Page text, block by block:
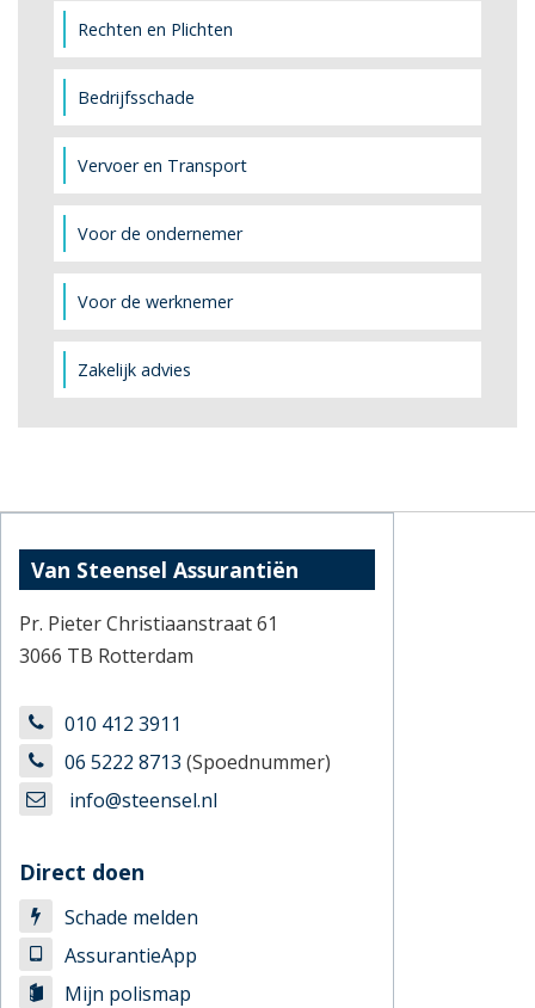
Rechten en Plichten
Bedrijfsschade
Vervoer en Transport
Voor de ondernemer
Voor de werknemer
Zakelijk advies
Van Steensel Assurantiën
Pr. Pieter Christiaanstraat 61
3066 TB Rotterdam
010 412 3911
06 5222 8713 (Spoednummer)
info@steensel.nl
Direct doen
Schade melden
AssurantieApp
Mijn polismap